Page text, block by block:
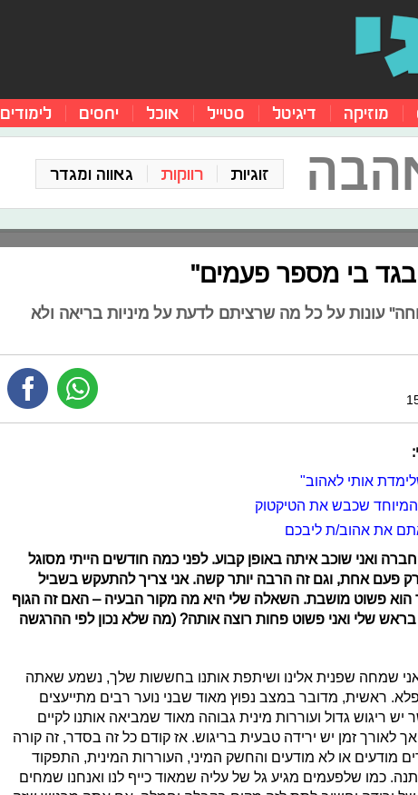
מוזיקה דיגיטל סטייל אוכל יחסים לימודים
זוגיות רווקות גאווה ומגדר
בגד בי מספר פעמים"
עונות על כל מה שרציתם לדעת על מיניות בריאה ולא
אותי לאהוב"
המיוחד שכבש את הטיקטוק
את אהוב/ת ליבכם
לי חברה ואני שוכב איתה באופן קבוע. לפני כמה חודשים הייתי מסוגל
רק פעם אחת, וגם זה הרבה יותר קשה. אני צריך להתעקש בשביל
הוא פשוט מושבת. השאלה שלי היא מה מקור הבעיה – האם זה הגוף
בראש שלי ואני פשוט פחות רוצה אותה? (מה שלא נכון לפי ההרגשה
שמחה שפנית אלינו ושיתפת אותנו בחששות שלך, נשמע שאתה
ראשית, מדובר במצב נפוץ מאוד שבני נוער רבים מתייעצים
ריגוש גדול ועוררות מינית גבוהה מאוד שמביאה אותנו לקיים
לאורך זמן יש ירידה טבעית בריגוש. אז קודם כל זה בסדר, זה קורה
מודעים או לא מודעים והחשק המיני, העוררות המינית, התפקוד
כמו שלפעמים מגיע גל של עליה שמאוד כייף לנו ואנחנו שמחים